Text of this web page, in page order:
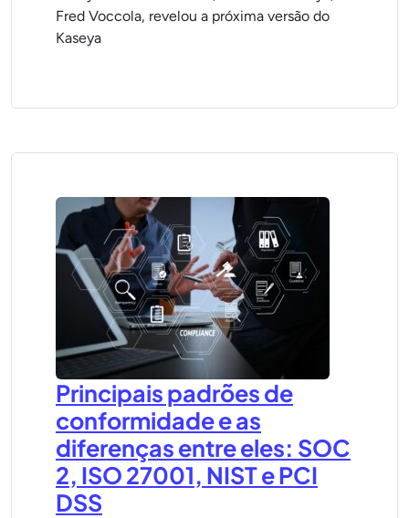
Fred Voccola, revelou a próxima versão do
Kaseya
Principais padrões de
conformidade e as
diferenças entre eles: SOC
2, ISO 27001, NIST e PCI
DSS